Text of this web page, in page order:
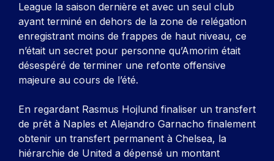
League la saison dernière et avec un seul club
ayant terminé en dehors de la zone de relégation
enregistrant moins de frappes de haut niveau, ce
n’était un secret pour personne qu’Amorim était
désespéré de terminer une refonte offensive
majeure au cours de l’été.
En regardant Rasmus Hojlund finaliser un transfert
de prêt à Naples et Alejandro Garnacho finalement
obtenir un transfert permanent à Chelsea, la
hiérarchie de United a dépensé un montant